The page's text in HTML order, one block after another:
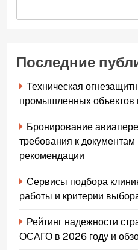
Последние
Техническая
промышленных объектов
Бронирование
требования к документам
рекомендации
Сервисы подбора
работы и критерии
Рейтинг надежности
ОСАГО в 2026 году и